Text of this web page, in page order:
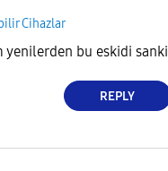
Cihazlar
bu eskidi sanki
REPLY